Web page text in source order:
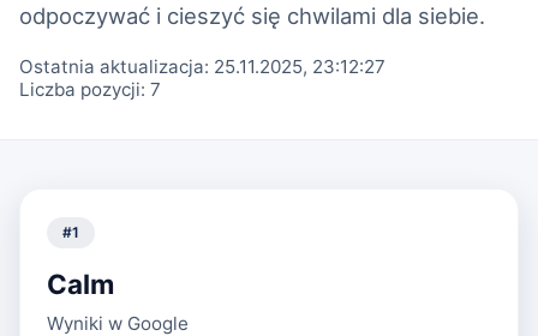
odpoczywać i cieszyć się chwilami dla siebie.
Ostatnia aktualizacja: 25.11.2025, 23:12:27
Liczba pozycji: 7
#1
Calm
Wyniki w Google